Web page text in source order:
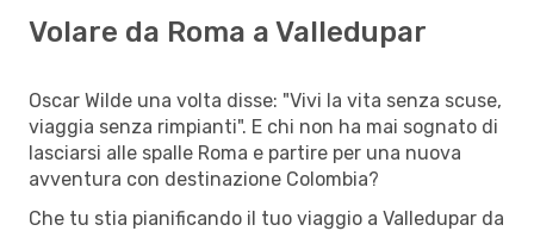
Volare da Roma a Valledupar
Oscar Wilde una volta disse: "Vivi la vita senza scuse,
viaggia senza rimpianti". E chi non ha mai sognato di
lasciarsi alle spalle Roma e partire per una nuova
avventura con destinazione Colombia?
Che tu stia pianificando il tuo viaggio a Valledupar da